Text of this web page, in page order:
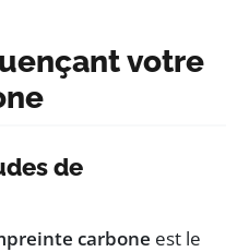
votre
de
carbone est le